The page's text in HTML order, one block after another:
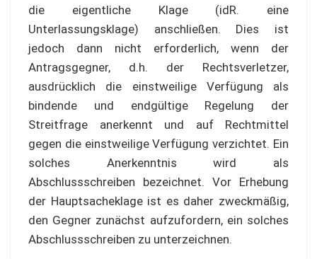
die eigentliche Klage (idR. eine
Unterlassungsklage) anschließen. Dies ist
jedoch dann nicht erforderlich, wenn der
Antragsgegner, d.h. der Rechtsverletzer,
ausdrücklich die einstweilige Verfügung als
bindende und endgültige Regelung der
Streitfrage anerkennt und auf Rechtmittel
gegen die einstweilige Verfügung verzichtet. Ein
solches Anerkenntnis wird als
Abschlussschreiben bezeichnet. Vor Erhebung
der Hauptsacheklage ist es daher zweckmäßig,
den Gegner zunächst aufzufordern, ein solches
Abschlussschreiben zu unterzeichnen.